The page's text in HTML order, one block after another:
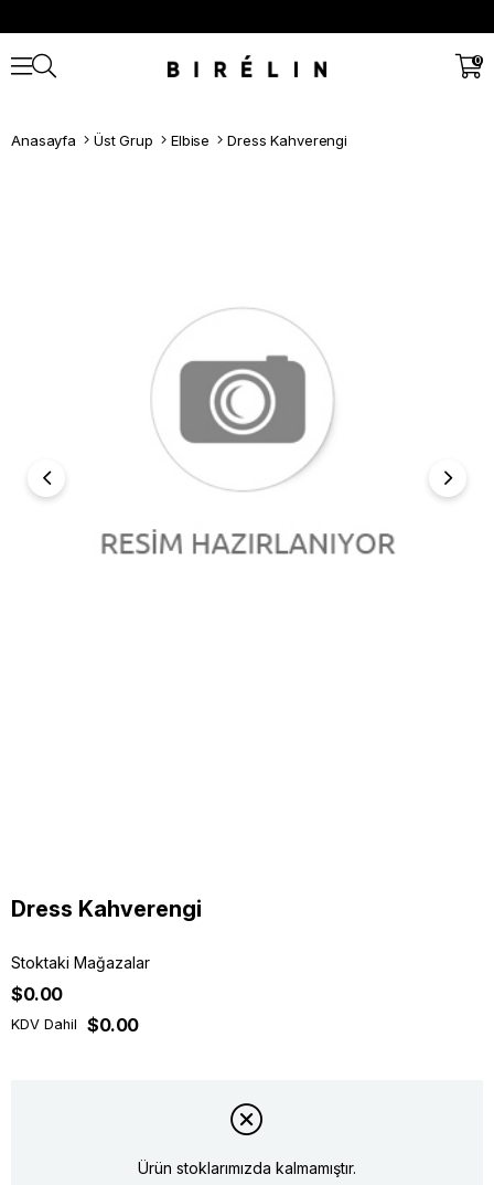
0
Anasayfa Üst Grup Elbise Dress Kahverengi
Dress Kahverengi
Stoktaki Mağazalar
$0.00
KDV Dahil $0.00
Ürün stoklarımızda kalmamıştır.